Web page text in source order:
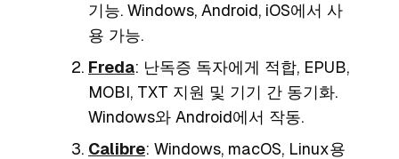
기능. Windows, Android, iOS에서 사
용 가능.
Freda: 난독증 독자에게 적합, EPUB,
MOBI, TXT 지원 및 기기 간 동기화.
Windows와 Android에서 작동.
Calibre: Windows, macOS, Linux용